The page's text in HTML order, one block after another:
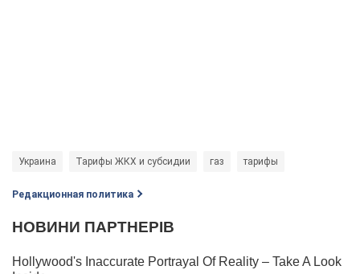
Украина Тарифы ЖКХ и субсидии газ тарифы
Редакционная политика